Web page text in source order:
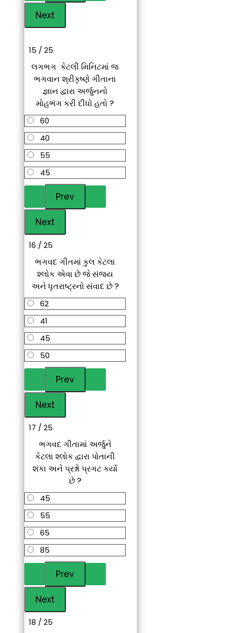
15 / 25
લગભગ કેટલી મિનિટમાં જ
ભગવાન શ્રીકૃષ્ણે ગીતાના
જ્ઞાન દ્વારા અર્જુનનો
મોહભંગ કરી દીધો હતો ?
60
40
55
45
16 / 25
ભગવદ ગીતમાં કુલ કેટલા
શ્લોક એવા છે જે સંજય
અને ધૃતરાષ્ટ્રનો સંવાદ છે ?
62
41
45
50
17 / 25
ભગવદ ગીતામાં અર્જુને
કેટલા શ્લોક દ્વારા પોતાની
શંકા અને પ્રશ્નો પ્રગટ કર્યા
છે ?
45
55
65
85
18 / 25